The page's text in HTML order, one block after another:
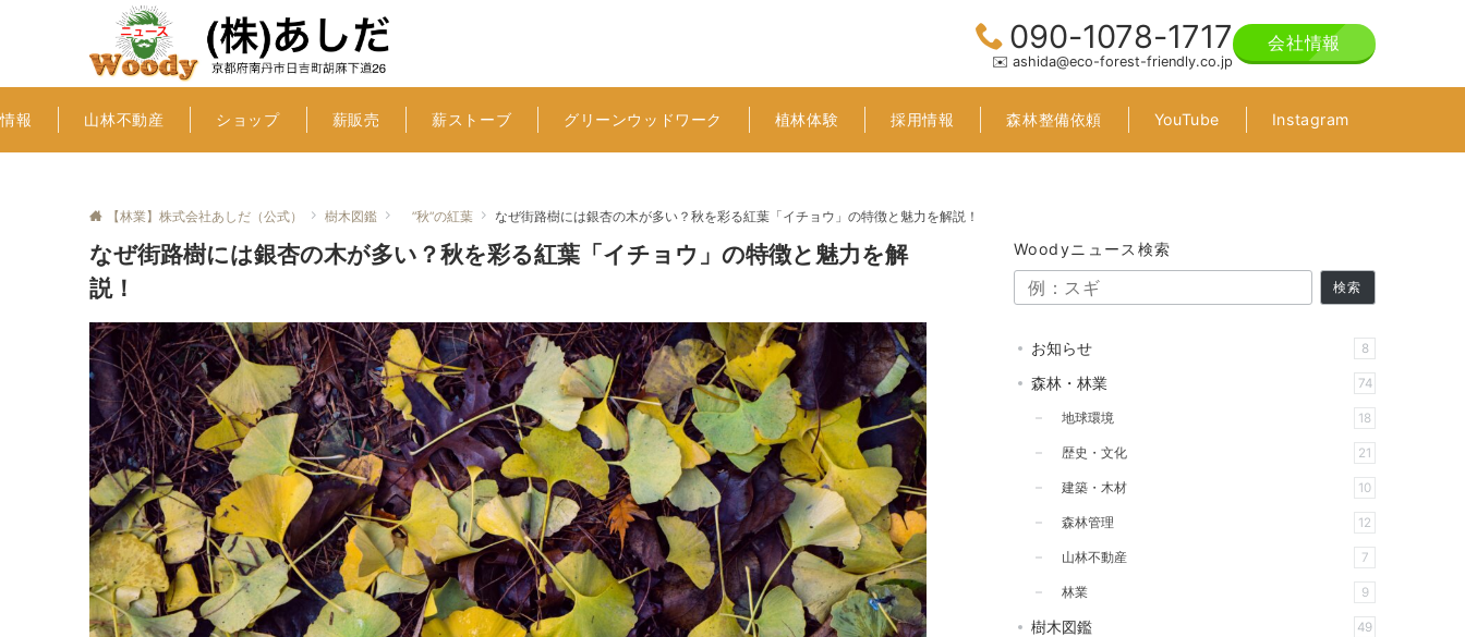
090-1078-1717
✉️ ashida@eco-forest-friendly.co.jp
会社情報
報 山林不動産 ショップ 薪販売 薪ストーブ グリーンウッドワーク 植林体験 採用情報 森林整備依頼 YouTube Instagram
【林業】株式会社あしだ（公式） 樹木図鑑 ”秋”の紅葉 なぜ街路樹には銀杏の木が多い？秋を彩る紅葉「イチョウ」の特徴と魅力を解説！
なぜ街路樹には銀杏の木が多い？秋を彩る紅葉「イチョウ」の特徴と魅力を解
説！
Woodyニュース検索
検索
お知らせ 8
森林・林業 74
地球環境 18
歴史・文化 21
建築・木材 10
森林管理 12
山林不動産 7
林業 9
樹木図鑑 49